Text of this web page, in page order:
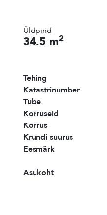
Üldpind
34.5 m2
Tehing
Katastrinumber
Tube
Korruseid
Korrus
Krundi suurus
Eesmärk
Asukoht